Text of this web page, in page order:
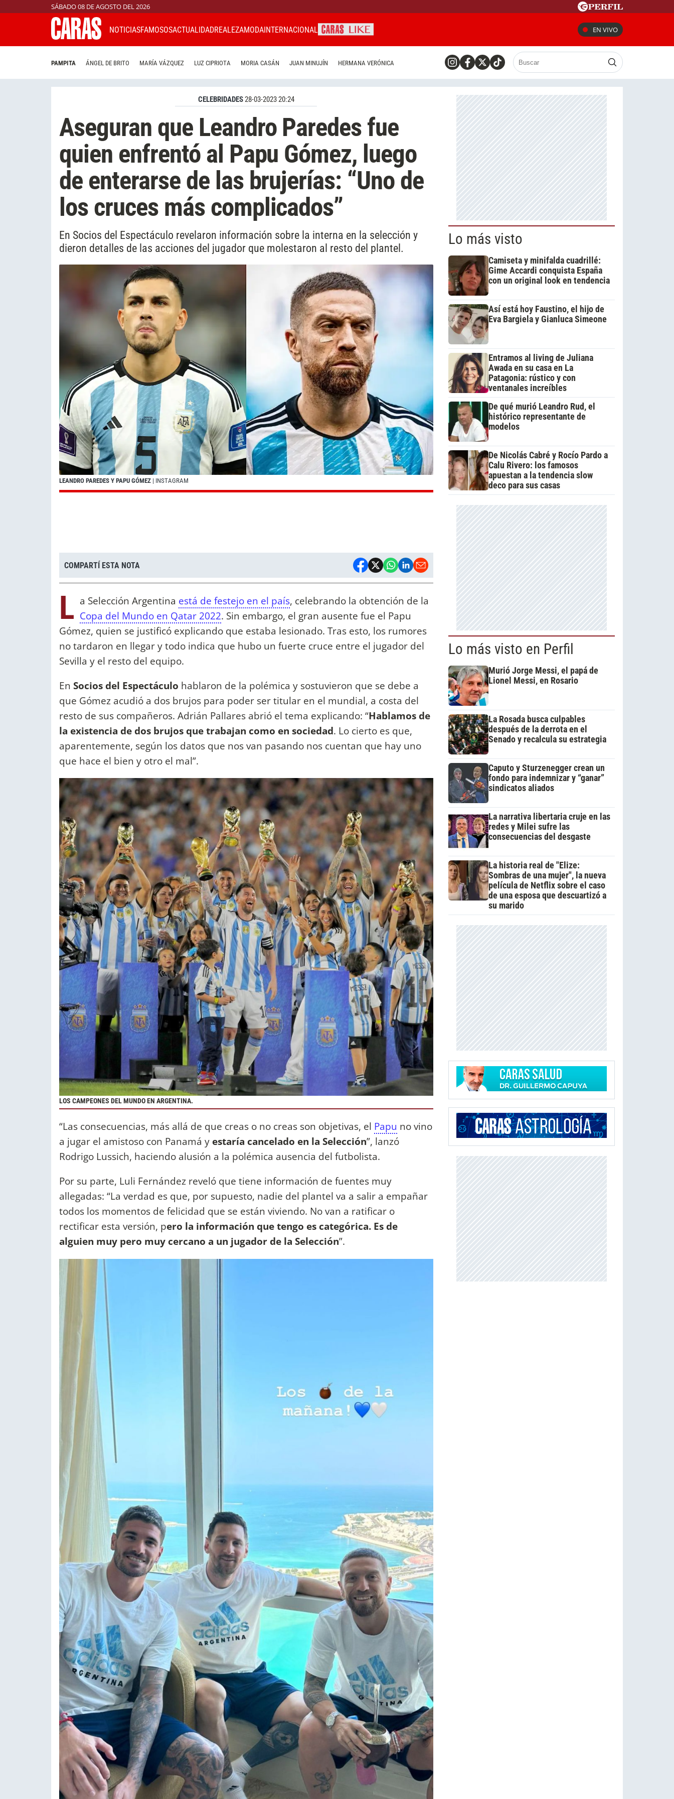
SÁBADO 08 DE AGOSTO DEL 2026
NOTICIASFAMOSOSACTUALIDADREALEZAMODAINTERNACIONAL EN VIVO
PAMPITA ÁNGEL DE BRITO MARÍA VÁZQUEZ LUZ CIPRIOTA MORIA CASÁN JUAN MINUJÍN HERMANA VERÓNICA
CELEBRIDADES28-03-2023 20:24
Aseguran que Leandro Paredes fue
quien enfrentó al Papu Gómez, luego
de enterarse de las brujerías: “Uno de
los cruces más complicados”
En Socios del Espectáculo revelaron información sobre la interna en la selección y
dieron detalles de las acciones del jugador que molestaron al resto del plantel.
LEANDRO PAREDES Y PAPU GÓMEZ | INSTAGRAM
COMPARTÍ ESTA NOTA
L a Selección Argentina está de festejo en el país, celebrando la obtención de la
Copa del Mundo en Qatar 2022. Sin embargo, el gran ausente fue el Papu
Gómez, quien se justificó explicando que estaba lesionado. Tras esto, los rumores
no tardaron en llegar y todo indica que hubo un fuerte cruce entre el jugador del
Sevilla y el resto del equipo.
En Socios del Espectáculo hablaron de la polémica y sostuvieron que se debe a
que Gómez acudió a dos brujos para poder ser titular en el mundial, a costa del
resto de sus compañeros. Adrián Pallares abrió el tema explicando: “Hablamos de
la existencia de dos brujos que trabajan como en sociedad. Lo cierto es que,
aparentemente, según los datos que nos van pasando nos cuentan que hay uno
que hace el bien y otro el mal”.
LOS CAMPEONES DEL MUNDO EN ARGENTINA.
“Las consecuencias, más allá de que creas o no creas son objetivas, el Papu no vino
a jugar el amistoso con Panamá y estaría cancelado en la Selección”, lanzó
Rodrigo Lussich, haciendo alusión a la polémica ausencia del futbolista.
Por su parte, Luli Fernández reveló que tiene información de fuentes muy
allegadas: “La verdad es que, por supuesto, nadie del plantel va a salir a empañar
todos los momentos de felicidad que se están viviendo. No van a ratificar o
rectificar esta versión, pero la información que tengo es categórica. Es de
alguien muy pero muy cercano a un jugador de la Selección”.
Lo más visto
Camiseta y minifalda cuadrillé:
Gime Accardi conquista España
con un original look en tendencia
Así está hoy Faustino, el hijo de
Eva Bargiela y Gianluca Simeone
Entramos al living de Juliana
Awada en su casa en La
Patagonia: rústico y con
ventanales increíbles
De qué murió Leandro Rud, el
histórico representante de
modelos
De Nicolás Cabré y Rocío Pardo a
Calu Rivero: los famosos
apuestan a la tendencia slow
deco para sus casas
Lo más visto en Perfil
Murió Jorge Messi, el papá de
Lionel Messi, en Rosario
La Rosada busca culpables
después de la derrota en el
Senado y recalcula su estrategia
Caputo y Sturzenegger crean un
fondo para indemnizar y “ganar”
sindicatos aliados
La narrativa libertaria cruje en las
redes y Milei sufre las
consecuencias del desgaste
La historia real de "Elize:
Sombras de una mujer", la nueva
película de Netflix sobre el caso
de una esposa que descuartizó a
su marido